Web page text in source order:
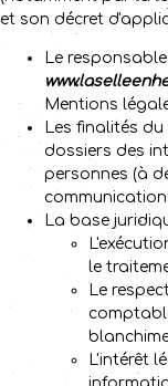
et son décret
Le
Mentions
Les finalités
dossiers des
personnes (à
La base
le
Le
L'intérêt